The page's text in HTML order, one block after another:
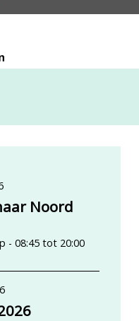
Noord
- 08:45 tot 20:00